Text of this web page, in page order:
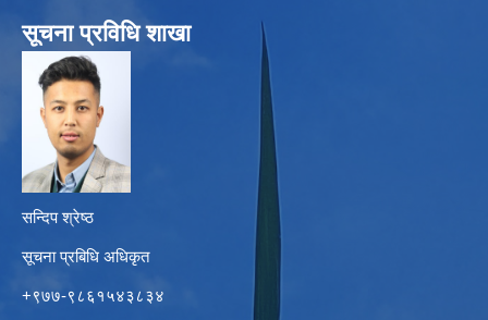
सूचना प्रविधि शाखा
सन्दिप श्रेष्ठ
सूचना प्रबिधि अधिकृत
+९७७-९८६१५४३८३४